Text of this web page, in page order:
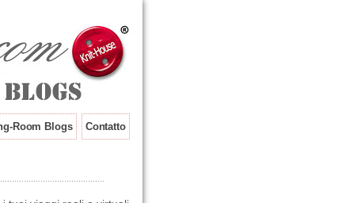
Room Blogs Contatto